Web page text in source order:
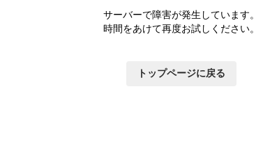
サーバーで障害が発生しています。
時間をあけて再度お試しください。
トップページに戻る